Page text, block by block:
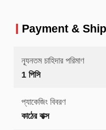
Payment &
ন্যূনতম চাহিদার পরিমাণ
1 পিসি
প্যাকেজিং বিবরণ
কাঠের বাক্স